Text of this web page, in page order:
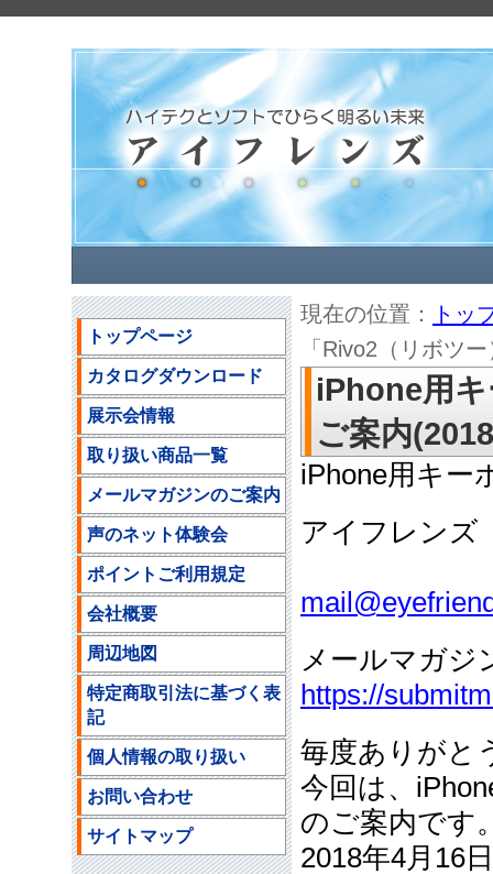
現在の位置：
トッ
「Rivo2（リボツ
iPhone用
ご案内
iPhone用キー
アイフレン
メールマガジ
https://
毎度ありがと
今回は、
のご案内です
2018年4月16
トップページ
カタログダウンロード
展示会情報
取り扱い商品一覧
メールマガジンのご案内
声のネット体験会
ポイントご利用規定
会社概要
周辺地図
特定商取引法に基づく表
記
個人情報の取り扱い
お問い合わせ
サイトマップ